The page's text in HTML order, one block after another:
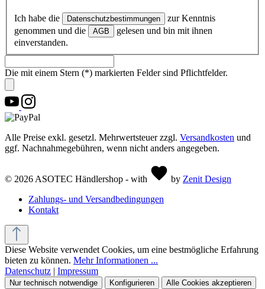
Ich habe die Datenschutzbestimmungen
zur Kenntnis
genommen und die
AGB
gelesen und bin mit ihnen
einverstanden.
Die mit einem Stern (*) markierten Felder sind Pflichtfelder.
Alle Preise exkl. gesetzl. Mehrwertsteuer zzgl. Versandkosten und
ggf. Nachnahmegebühren, wenn nicht anders angegeben.
© 2026 ASOTEC Händlershop - with by Zenit Design
Zahlungs- und Versandbedingungen
Kontakt
Diese Website verwendet Cookies, um eine bestmögliche Erfahrung
bieten zu können. Mehr Informationen ...
Datenschutz | Impressum
Nur technisch notwendige Konfigurieren Alle Cookies akzeptieren